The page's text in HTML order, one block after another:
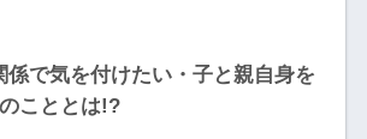
係で気を付けたい・子と親自身を
こととは!?